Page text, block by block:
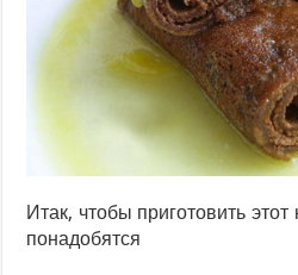
Итак, чтобы приготовить
понадобятся